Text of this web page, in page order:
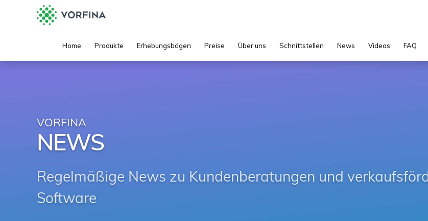
Home Produkte Erhebungsbögen Preise Über uns Schnittstellen News Videos FAQ
VORFINA
NEWS
Regelmäßige News zu Kundenberatungen und
Software